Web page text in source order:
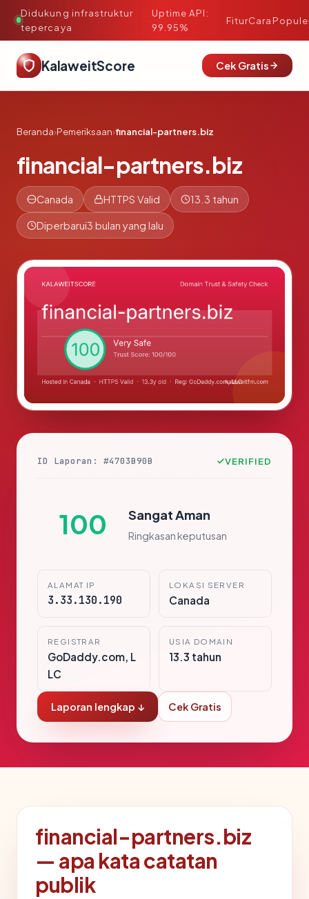
Didukung infrastruktur
tepercaya
·
Uptime API:
99.95%
FiturCara
KalaweitScore Cek Gratis
Beranda›Pemeriksaan›financial-partners.biz
financial-partners.biz
Canada HTTPS Valid 13.3 tahun
Diperbarui3 bulan yang lalu
ID Laporan: #4703B90B VERIFIED
100 Sangat Aman
Ringkasan keputusan
ALAMAT IP
3.33.130.190
LOKASI SERVER
Canada
REGISTRAR
GoDaddy.com, L
LC
USIA DOMAIN
13.3 tahun
Laporan lengkap ↓ Cek Gratis
financial-partners.biz
— apa kata catatan
publik